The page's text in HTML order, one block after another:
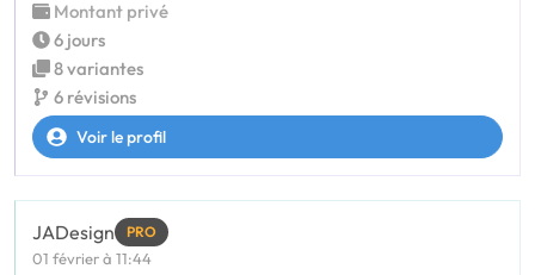
Montant privé
6 jours
8 variantes
6 révisions
Voir le profil
JADesign PRO
01 février à 11:44